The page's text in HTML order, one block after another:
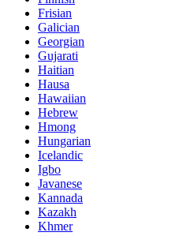
Frisian
Galician
Georgian
Gujarati
Haitian
Hausa
Hawaiian
Hebrew
Hmong
Hungarian
Icelandic
Igbo
Javanese
Kannada
Kazakh
Khmer